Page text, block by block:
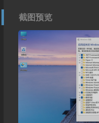
截图预览